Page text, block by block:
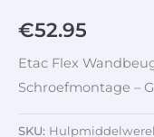
€52.95
Etac Flex
Schroefmontage –
SKU: